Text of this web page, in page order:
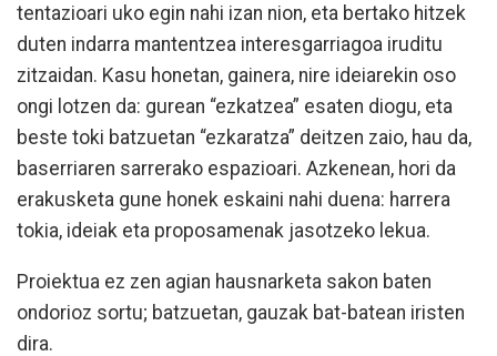
tentazioari uko egin nahi izan nion, eta bertako hitzek
duten indarra mantentzea interesgarriagoa iruditu
zitzaidan. Kasu honetan, gainera, nire ideiarekin oso
ongi lotzen da: gurean “ezkatzea” esaten diogu, eta
beste toki batzuetan “ezkaratza” deitzen zaio, hau da,
baserriaren sarrerako espazioari. Azkenean, hori da
erakusketa gune honek eskaini nahi duena: harrera
tokia, ideiak eta proposamenak jasotzeko lekua.
Proiektua ez zen agian hausnarketa sakon baten
ondorioz sortu; batzuetan, gauzak bat-batean iristen
dira.